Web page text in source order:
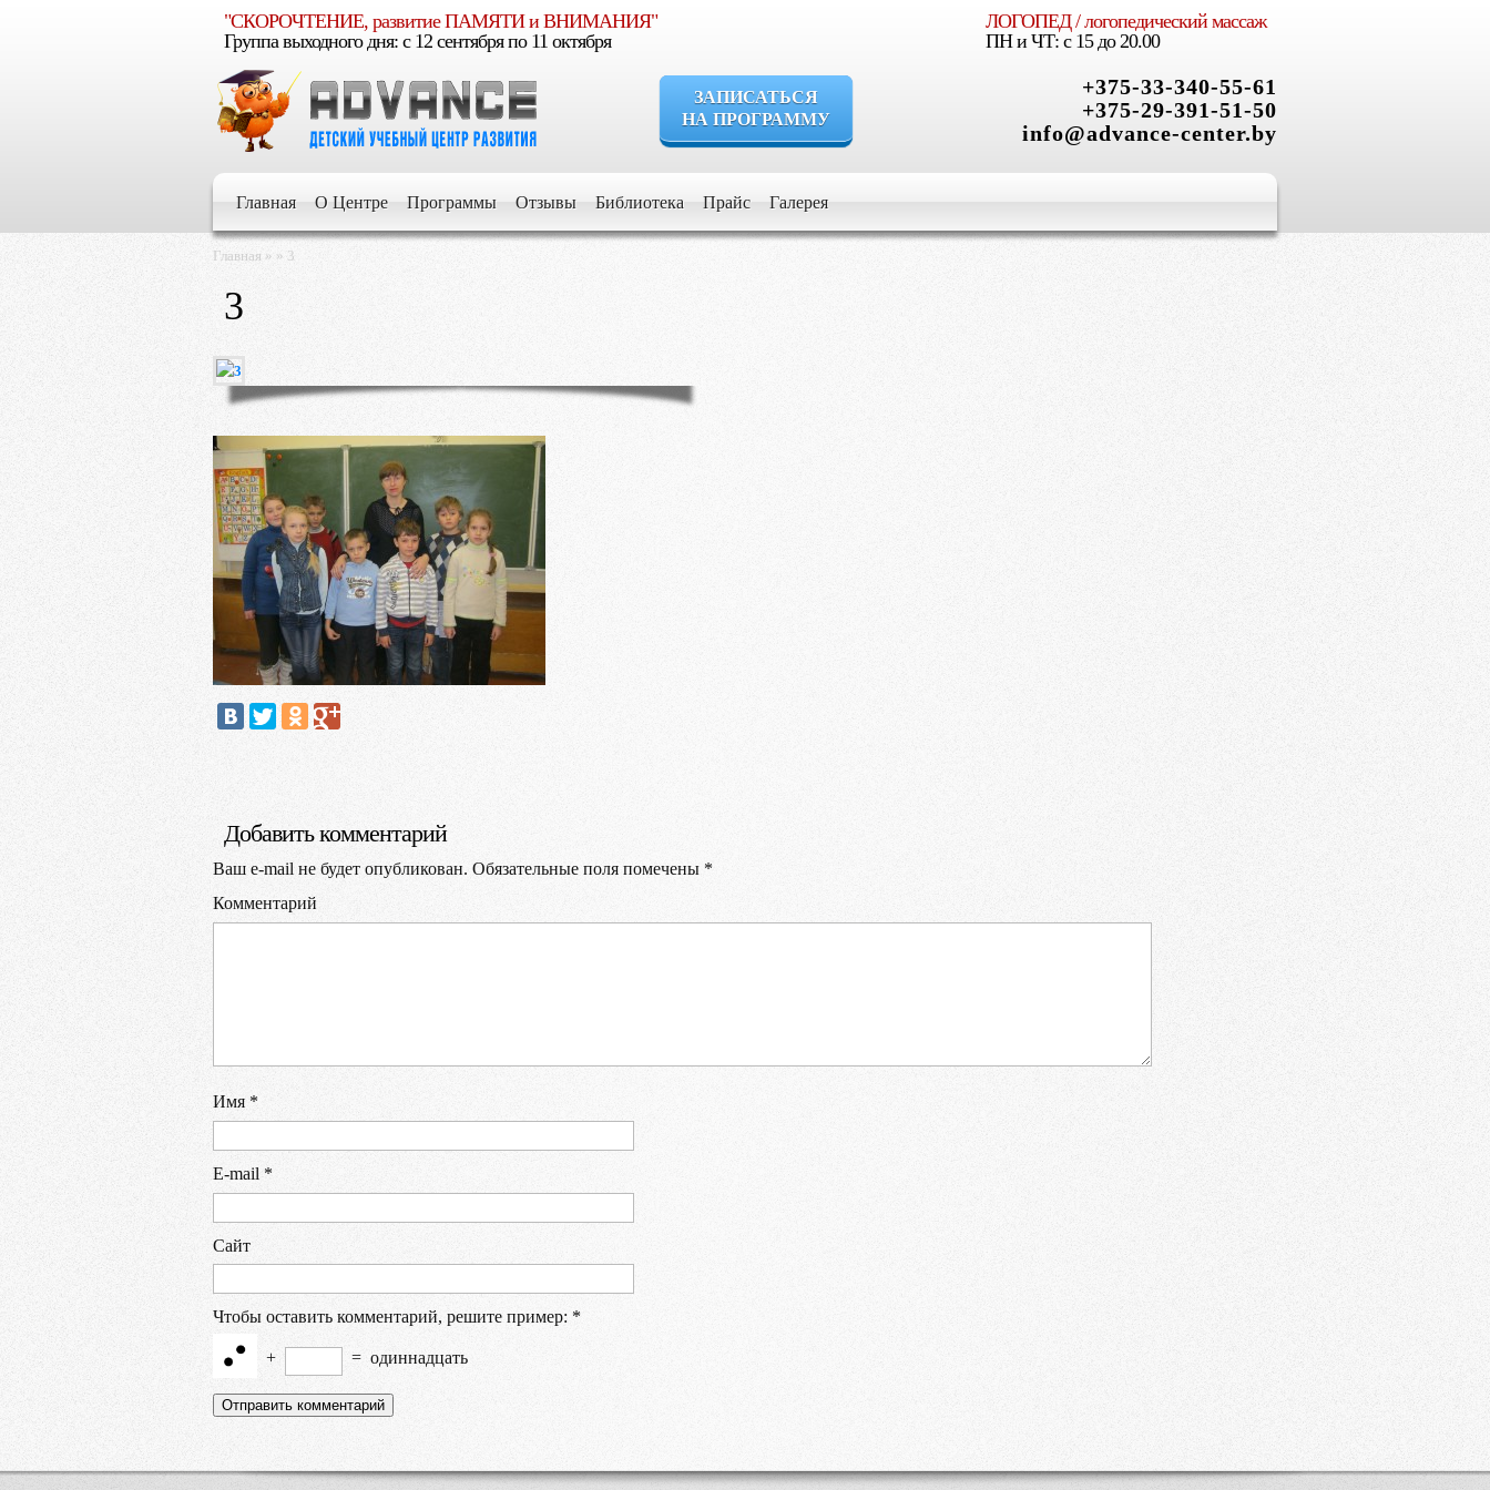
"СКОРОЧТЕНИЕ, развитие ПАМЯТИ и ВНИМАНИЯ"
Группа выходного дня: c 12 сентября по 11 октября
ЛОГОПЕД / логопедический массаж
ПН и ЧТ: с 15 до 20.00
ЗАПИСАТЬСЯ
НА ПРОГРАММУ
+375-33-340-55-61
+375-29-391-51-50
info@advance-center.by
Главная О Центре Программы Отзывы Библиотека Прайс Галерея
Если Вы уверены, что Ваш ребенок должен расти умным, уверенным, творческим,
Если Вы стремитесь дать ему все самое лучшее для его развития и роста
Главная » » 3
3
Добавить комментарий
Ваш e-mail не будет опубликован. Обязательные поля помечены *
Комментарий
Имя *
E-mail *
Сайт
Чтобы оставить комментарий, решите пример: *
+ = одиннадцать